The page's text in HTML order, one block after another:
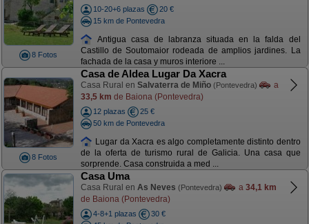
8 Fotos
10-20+6 plazas
20 €
15 km de Pontevedra
Antigua casa de labranza situada en la falda del
Castillo de Soutomaior rodeada de amplios jardines. La
fachada de la casa y muros interiore ...
8 Fotos
Casa de Aldea Lugar Da Xacra
Casa Rural en Salvaterra de Miño (Pontevedra)
a
33,5 km de Baiona (Pontevedra)
12 plazas
25 €
50 km de Pontevedra
Lugar da Xacra es algo completamente distinto dentro
de la oferta de turismo rural de Galicia. Una casa que
sorprende. Casa construida a med ...
Casa Uma
Casa Rural en As Neves (Pontevedra) a 34,1 km
de Baiona (Pontevedra)
4-8+1 plazas
30 €